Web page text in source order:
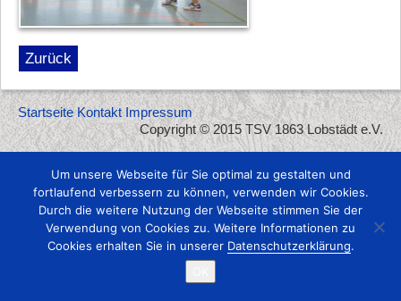
Zurück
Startseite Kontakt Impressum
Copyright © 2015 TSV 1863 Lobstädt e.V.
Um unsere Webseite für Sie optimal zu gestalten und
fortlaufend verbessern zu können, verwenden wir Cookies.
Durch die weitere Nutzung der Webseite stimmen Sie der
Verwendung von Cookies zu. Weitere Informationen zu
Cookies erhalten Sie in unserer Datenschutzerklärung.